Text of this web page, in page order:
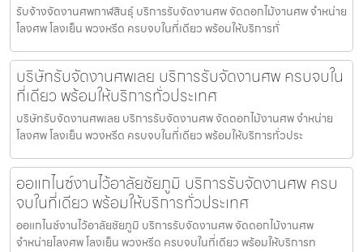
รับจ้างจัดงานศพกาฬสินธุ์ บริการรับจัดงานศพ จัดดอกไม้งานศพ จำหน่าย
โลงศพ โลงเย็น พวงหรีด ครบจบในที่เดียว พร้อมให้บริการทั่
บริษัทรับจัดงานศพเลย บริการรับจัดงานศพ ครบจบใน
ที่เดียว พร้อมให้บริการทั่วประเทศ
บริษัทรับจัดงานศพเลย บริการรับจัดงานศพ จัดดอกไม้งานศพ จำหน่าย
โลงศพ โลงเย็น พวงหรีด ครบจบในที่เดียว พร้อมให้บริการทั่วประ
ออแกไนซ์งานไว้อาลัยชัยภูมิ บริการรับจัดงานศพ ครบ
จบในที่เดียว พร้อมให้บริการทั่วประเทศ
ออแกไนซ์งานไว้อาลัยชัยภูมิ บริการรับจัดงานศพ จัดดอกไม้งานศพ
จำหน่ายโลงศพ โลงเย็น พวงหรีด ครบจบในที่เดียว พร้อมให้บริการท